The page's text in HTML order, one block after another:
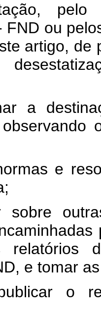
pelo
FND ou
artigo,
a
e
sobre
relatórios
e tomar
o